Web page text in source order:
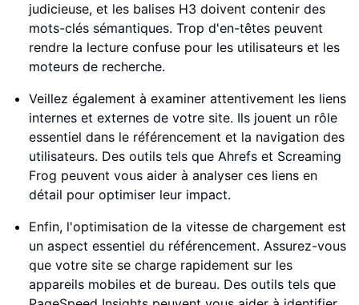
judicieuse, et les balises H3 doivent contenir des
mots-clés sémantiques. Trop d'en-têtes peuvent
rendre la lecture confuse pour les utilisateurs et les
moteurs de recherche.
Veillez également à examiner attentivement les liens
internes et externes de votre site. Ils jouent un rôle
essentiel dans le référencement et la navigation des
utilisateurs. Des outils tels que Ahrefs et Screaming
Frog peuvent vous aider à analyser ces liens en
détail pour optimiser leur impact.
Enfin, l'optimisation de la vitesse de chargement est
un aspect essentiel du référencement. Assurez-vous
que votre site se charge rapidement sur les
appareils mobiles et de bureau. Des outils tels que